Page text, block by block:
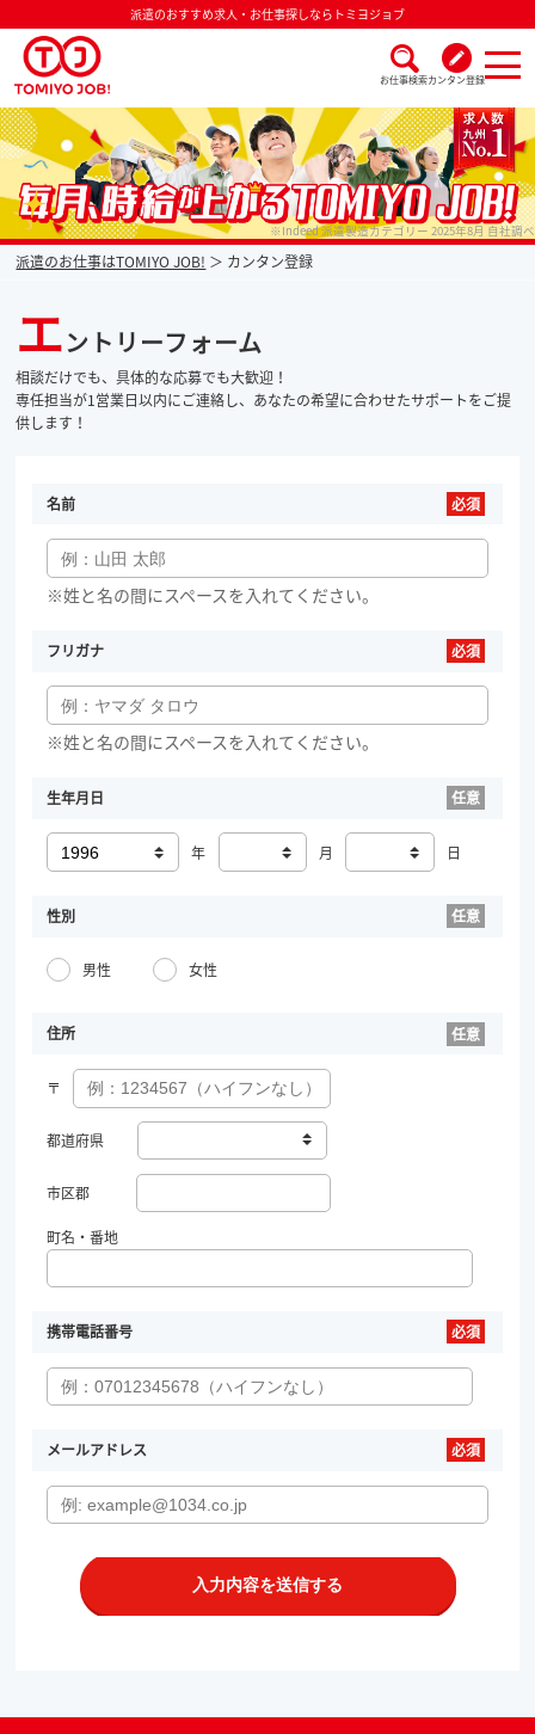
派遣のおすすめ求人・お仕事探しならトミヨジョブ
お仕事検索カンタン登録
派遣なら毎月時給が上がるトミヨジョブ ※Indeed 派遣製造カテゴリー 2025年8月 自社調べ
派遣のお仕事はTOMIYO JOB! カンタン登録
エントリーフォーム
相談だけでも、具体的な応募でも大歓迎！
専任担当が1営業日以内にご連絡し、あなたの希望に合わせたサポートをご提
供します！
名前
※姓と名の間にスペースを入れてください。
フリガナ
※姓と名の間にスペースを入れてください。
生年月日
年 月 日
性別
男性 女性
住所
〒
都道府県
市区郡
町名・番地
携帯電話番号
メールアドレス